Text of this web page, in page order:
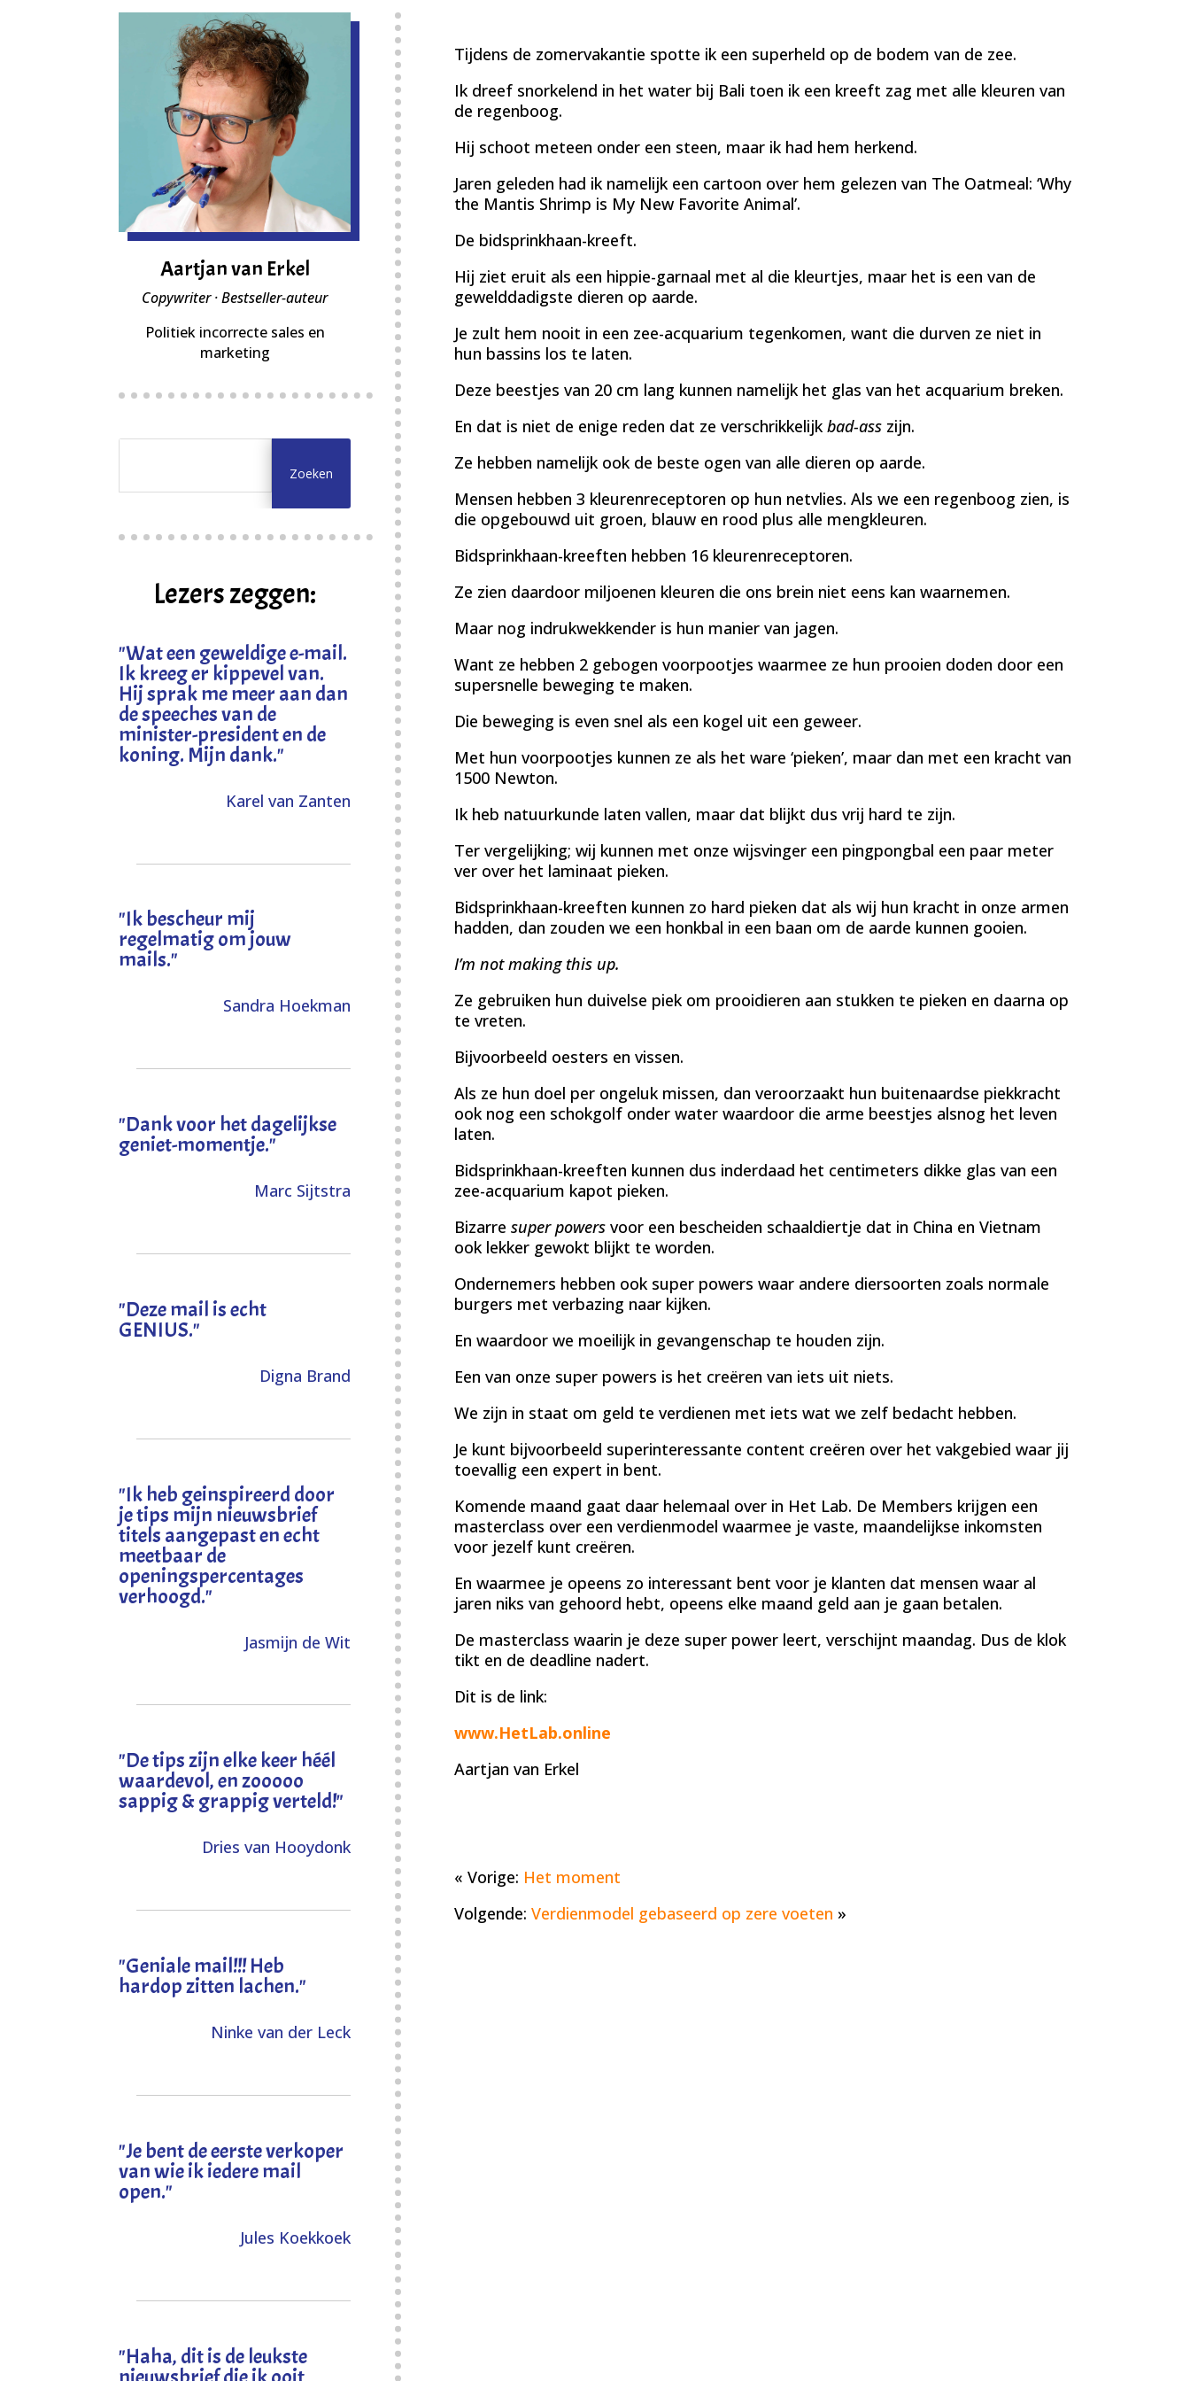
Aartjan van Erkel
Copywriter · Bestseller-auteur
Politiek incorrecte sales en
marketing
Lezers zeggen:
"Wat een geweldige e-mail.
Ik kreeg er kippevel van.
Hij sprak me meer aan dan
de speeches van de
minister-president en de
koning. Mijn dank."
Karel van Zanten
"Ik bescheur mij
regelmatig om jouw
mails."
Sandra Hoekman
"Dank voor het dagelijkse
geniet-momentje."
Marc Sijtstra
"Deze mail is echt
GENIUS."
Digna Brand
"Ik heb geinspireerd door
je tips mijn nieuwsbrief
titels aangepast en echt
meetbaar de
openingspercentages
verhoogd."
Jasmijn de Wit
"De tips zijn elke keer héél
waardevol, en zooooo
sappig & grappig verteld!"
Dries van Hooydonk
"Geniale mail!!! Heb
hardop zitten lachen."
Ninke van der Leck
"Je bent de eerste verkoper
van wie ik iedere mail
open."
Jules Koekkoek
"Haha, dit is de leukste
Tijdens de zomervakantie spotte ik een superheld op de bodem van de zee.
Ik dreef snorkelend in het water bij Bali toen ik een kreeft zag met alle kleuren van
de regenboog.
Hij schoot meteen onder een steen, maar ik had hem herkend.
Jaren geleden had ik namelijk een cartoon over hem gelezen van The Oatmeal: ‘Why
the Mantis Shrimp is My New Favorite Animal’.
De bidsprinkhaan-kreeft.
Hij ziet eruit als een hippie-garnaal met al die kleurtjes, maar het is een van de
gewelddadigste dieren op aarde.
Je zult hem nooit in een zee-acquarium tegenkomen, want die durven ze niet in
hun bassins los te laten.
Deze beestjes van 20 cm lang kunnen namelijk het glas van het acquarium breken.
En dat is niet de enige reden dat ze verschrikkelijk bad-asszijn.
Ze hebben namelijk ook de beste ogen van alle dieren op aarde.
Mensen hebben 3 kleurenreceptoren op hun netvlies. Als we een regenboog zien, is
die opgebouwd uit groen, blauw en rood plus alle mengkleuren.
Bidsprinkhaan-kreeften hebben 16 kleurenreceptoren.
Ze zien daardoor miljoenen kleuren die ons brein niet eens kan waarnemen.
Maar nog indrukwekkender is hun manier van jagen.
Want ze hebben 2 gebogen voorpootjes waarmee ze hun prooien doden door een
supersnelle beweging te maken.
Die beweging is even snel als een kogel uit een geweer.
Met hun voorpootjes kunnen ze als het ware ‘pieken’, maar dan met een kracht van
1500 Newton.
Ik heb natuurkunde laten vallen, maar dat blijkt dus vrij hard te zijn.
Ter vergelijking; wij kunnen met onze wijsvinger een pingpongbal een paar meter
ver over het laminaat pieken.
Bidsprinkhaan-kreeften kunnen zo hard pieken dat als wij hun kracht in onze armen
hadden, dan zouden we een honkbal in een baan om de aarde kunnen gooien.
I’m not making this up.
Ze gebruiken hun duivelse piek om prooidieren aan stukken te pieken en daarna op
te vreten.
Bijvoorbeeld oesters en vissen.
Als ze hun doel per ongeluk missen, dan veroorzaakt hun buitenaardse piekkracht
ook nog een schokgolf onder water waardoor die arme beestjes alsnog het leven
laten.
Bidsprinkhaan-kreeften kunnen dus inderdaad het centimeters dikke glas van een
zee-acquarium kapot pieken.
Bizarre super powersvoor een bescheiden schaaldiertje dat in China en Vietnam
ook lekker gewokt blijkt te worden.
Ondernemers hebben ook super powers waar andere diersoorten zoals normale
burgers met verbazing naar kijken.
En waardoor we moeilijk in gevangenschap te houden zijn.
Een van onze super powers is het creëren van iets uit niets.
We zijn in staat om geld te verdienen met iets wat we zelf bedacht hebben.
Je kunt bijvoorbeeld superinteressante content creëren over het vakgebied waar jij
toevallig een expert in bent.
Komende maand gaat daar helemaal over in Het Lab. De Members krijgen een
masterclass over een verdienmodel waarmee je vaste, maandelijkse inkomsten
voor jezelf kunt creëren.
En waarmee je opeens zo interessant bent voor je klanten dat mensen waar al
jaren niks van gehoord hebt, opeens elke maand geld aan je gaan betalen.
De masterclass waarin je deze super power leert, verschijnt maandag. Dus de klok
tikt en de deadline nadert.
Dit is de link:
www.HetLab.online
Aartjan van Erkel
« Vorige: Het moment
Volgende: Verdienmodel gebaseerd op zere voeten »